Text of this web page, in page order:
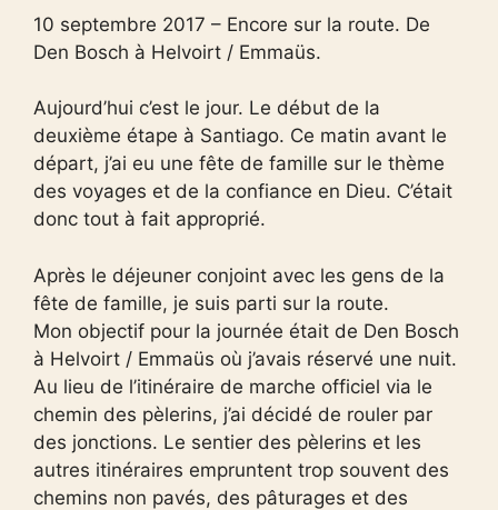
10 septembre 2017 – Encore sur la route. De
Den Bosch à Helvoirt / Emmaüs.
Aujourd’hui c’est le jour. Le début de la
deuxième étape à Santiago. Ce matin avant le
départ, j’ai eu une fête de famille sur le thème
des voyages et de la confiance en Dieu. C’était
donc tout à fait approprié.
Après le déjeuner conjoint avec les gens de la
fête de famille, je suis parti sur la route.
Mon objectif pour la journée était de Den Bosch
à Helvoirt / Emmaüs où j’avais réservé une nuit.
Au lieu de l’itinéraire de marche officiel via le
chemin des pèlerins, j’ai décidé de rouler par
des jonctions. Le sentier des pèlerins et les
autres itinéraires empruntent trop souvent des
chemins non pavés, des pâturages et des